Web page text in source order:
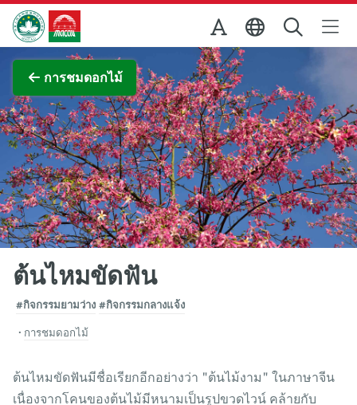
Skip to Main Content
สำนักงานการท่องเที่ยวของรัฐบาลมาเก๊า
การชมดอกไม้
ภาพขยาย
ต้นไหมขัดฟัน
#กิจกรรมยามว่าง #กิจกรรมกลางแจ้ง
การชมดอกไม้
ต้นไหมขัดฟันมีชื่อเรียกอีกอย่างว่า "ต้นไม้งาม" ในภาษาจีน
เนื่องจากโคนของต้นไม้มีหนามเป็นรูปขวดไวน์ คล้ายกับ